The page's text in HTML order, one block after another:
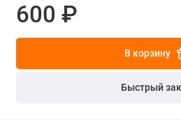
600 ₽
В корзину
Быстрый